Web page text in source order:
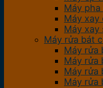
Máy pha
Máy xay
Máy xay
Máy rửa bát
Máy rửa
Máy rửa
Máy rửa
Máy rửa